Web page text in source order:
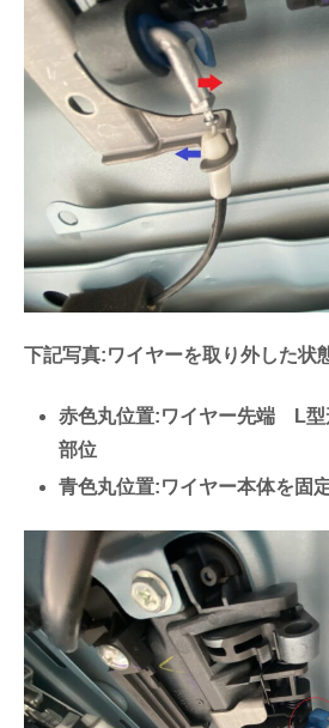
下記写真:ワイヤーを取り外した状
赤色丸位置:ワイヤー先端 L型
部位
青色丸位置:ワイヤー本体を固